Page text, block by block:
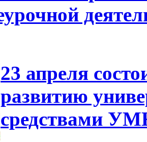
23 апреля
развитию
средствами